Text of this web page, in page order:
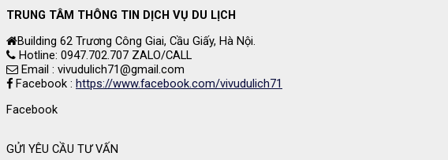
TRUNG TÂM THÔNG TIN DỊCH VỤ DU LỊCH
Building 62 Trương Công Giai, Cầu Giấy, Hà Nội.
Hotline: 0947.702.707 ZALO/CALL
Email : vivudulich71@gmail.com
Facebook : https://www.facebook.com/vivudulich71
Facebook
GỬI YÊU CẦU TƯ VẤN